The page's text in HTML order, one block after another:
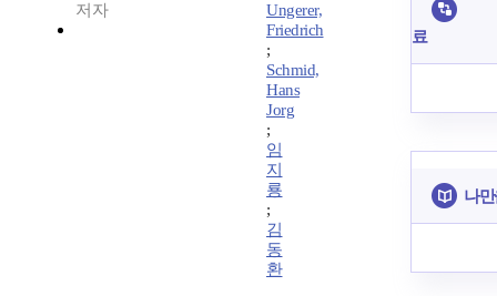
저자
Ungerer,
Friedrich
;
Schmid,
Hans
Jorg
;
임
지
룡
;
김
동
환
료
나